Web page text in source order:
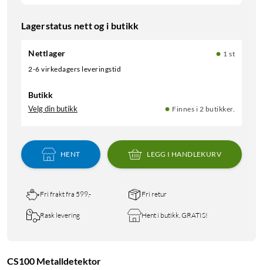
Lagerstatus nett og i butikk
Nettlager
1 st
2-6 virkedagers leveringstid
Butikk
Velg din butikk Finnes i 2 butikker.
HENT LEGG I HANDLEKURV
Fri frakt fra 599,- Fri retur
Rask levering Hent i butikk, GRATIS!
CS100 Metalldetektor